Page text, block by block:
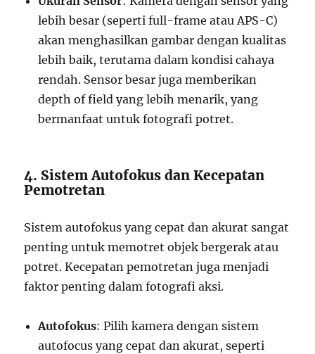
lebih besar (seperti full-frame atau APS-C)
akan menghasilkan gambar dengan kualitas
lebih baik, terutama dalam kondisi cahaya
rendah. Sensor besar juga memberikan
depth of field yang lebih menarik, yang
bermanfaat untuk fotografi potret.
4. Sistem Autofokus dan Kecepatan
Pemotretan
Sistem autofokus yang cepat dan akurat sangat
penting untuk memotret objek bergerak atau
potret. Kecepatan pemotretan juga menjadi
faktor penting dalam fotografi aksi.
Autofokus: Pilih kamera dengan sistem
autofocus yang cepat dan akurat, seperti